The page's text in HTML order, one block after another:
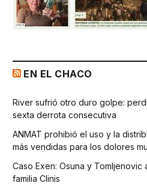
EN EL CHACO
River sufrió otro duro golpe:
sexta derrota consecutiva
ANMAT prohibió el uso y la
más vendidas para los dolores
Caso Exen: Osuna y
familia Clinis